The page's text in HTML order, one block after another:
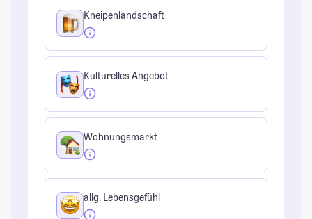
Kneipenlandschaft
Kulturelles Angebot
Wohnungsmarkt
allg. Lebensgefühl